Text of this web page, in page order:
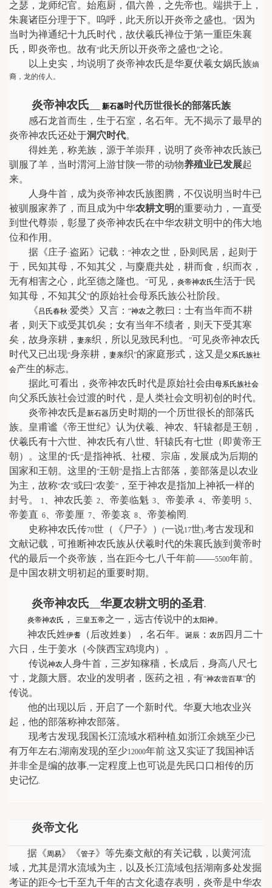
之瑟，龙师纪官。始庖厨，倡六兽，之先帝也。端拱于上，
朱襄诸臣分理于下。呜呼，此天所以开炎帝之盛也。
”因为
当时为禅通纪十九氏时代，故伏羲氏禅位于第一重臣朱襄
氏，即炎帝也。故有“此天所以开炎帝之盛也”之论。
以上史实，均说明了炎帝神农氏是华夏伏羲女娲氏族嫡
裔，龙的传人。
炎帝神农氏 新石器 时代历世很长的部落氏族
感石龙首而生，生于石室，名石年。无不揭示了最早的
炎帝神农氏还处于洞穴时代。
得姓羌，称羌族，源于羊崇拜，说明了炎帝神农氏族已
驯服了羊，当时渭河上游甘陕一带的动物养殖业已发展起
来。
人身牛首，成为炎帝神农氏族图腾，不仅说明当时牛已
被驯服家养了，而且成为中华农耕文明的重要动力，一直受
到世代尊崇，彰显了炎帝神农氏在中华农耕文明中的伟大地
位和作用。
据《庄子·盗跖》记载： “神农之世，卧则民居，起则于
于，民知其母，不知其父，与麋鹿共处，耕而食，织而衣，
无有相害之心，此至德之隆也。
”可见， 炎帝神农氏生活于“民
知其母，不知其父”的原始社会母系氏族公社阶段。
《吕氏春秋·爱类》又言： “神农之教曰：士有当年而不耕
者，则天下或受其饥矣；女有当年不绩者，则天下受其寒
矣，故身亲耕， 妻亲织，所以见致民利也。 ”可见炎帝神农氏
时代又已出现“身亲耕， 妻亲织”的家庭形式，这又是父系氏族社
会产生的标志。
据此可看出，炎帝神农氏时代是原始社会由母系氏族社会
向父系氏族社会过渡的时代，是人类社会文明初创的时代。
炎帝神农氏是新石器历史时期的一个历世很长的部落氏
族。皇甫谧《帝王世纪》认为伏羲、神农、轩辕都是王朝，
伏羲氏有十六世、神农氏有八世、轩辕氏有七世（即黄帝王
朝）。这里的“氏”是指神祇、社稷、宗庙，发展成为后期的
国家和王朝。这里的“王朝”是指上古部落，姜部落是以农业
为主，故称“农”或曰“农姜” ，至于神农是指加上神祇一样的
封号。
1 、神农氏姜 2 、帝姜临魁 3 、帝姜承 4 、帝姜明 5
帝姜直 6 、帝姜厘 7 、帝姜哀 8 、帝姜榆罔
史称神农氏传70世（《尸子》） (一说17世), 考古发现和
文献记载，可推断神农氏族从伏羲时代的朱襄氏族到黄帝时
代的最后一个炎帝族，当在距今七 八千年前——5500年前。
是中国农耕文明初起的重要时期。
炎帝神农氏 华夏农耕文明的圣君.
炎帝神农氏 ， 三皇五帝之一，远古传说中的太阳神。
神农氏姓伊耆 （后改姓姜），名石年。 诞辰 ： 农历 四月二十
六日，生于姜水（今陕西宝鸡境内）。
传说神农 人身牛首，三岁知稼穑，长成后，身高八尺七
寸，龙颜大唇。农业的发明者，医药之祖，有“神农尝百草”的
传说。
他的出现以后，开启了一个新时代。华夏大地农业兴
起，他的部落称神农部落。
现考古发现我国长江流域水稻种植 如浙江余姚至少已
有万年左右湖南发现的至少12000年前这又实证了我国神话
并非全是编的故事一定程度上也可说是先民口口相传的历
史记忆
炎帝文化
据《周易》《管子》等先秦文献的有关记载，以黄河流
域，尤其是渭水流域为主，以及长江流域包括湖南多处发掘
考证的距今七千至九千年的古文化遗存表明，炎帝是中华农